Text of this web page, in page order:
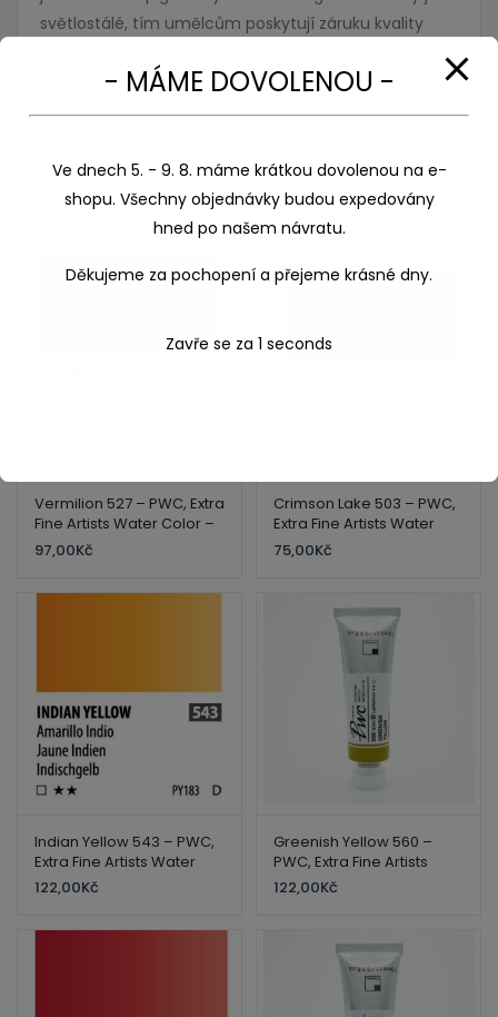
světlostálé, tím umělcům poskytují záruku kvality
Související produkty
Vermilion 527 – PWC, Extra
Fine Artists Water Color –
ShinHan
97,00Kč
Crimson Lake 503 – PWC,
Extra Fine Artists Water
Color – ShinHan
75,00Kč
Indian Yellow 543 – PWC,
Extra Fine Artists Water
Color – ShinHan
122,00Kč
Greenish Yellow 560 –
PWC, Extra Fine Artists
Water Color – ShinHan
122,00Kč
- MÁME DOVOLENOU -
Ve dnech 5. - 9. 8. máme krátkou dovolenou na e-
shopu. Všechny objednávky budou expedovány
hned po našem návratu.
Děkujeme za pochopení a přejeme krásné dny.
Zavře se za 1 seconds